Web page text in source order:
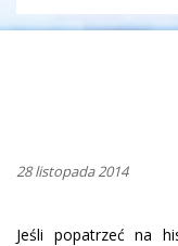
28 listopada 2014
Jeśli popatrzeć na